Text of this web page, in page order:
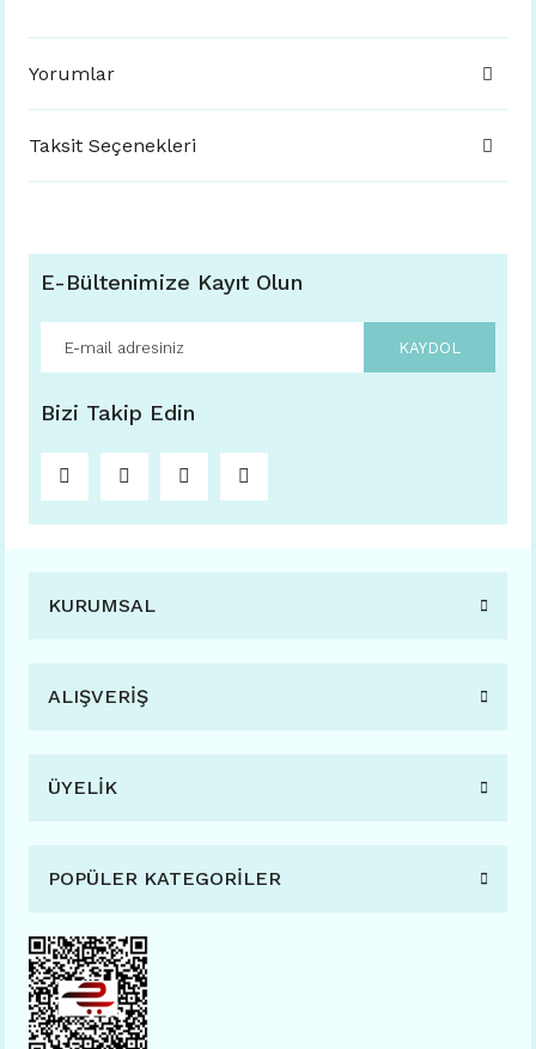
Yorumlar
Taksit Seçenekleri
E-Bültenimize Kayıt Olun
KAYDOL
Bizi Takip Edin
KURUMSAL
ALIŞVERİŞ
ÜYELİK
POPÜLER KATEGORİLER